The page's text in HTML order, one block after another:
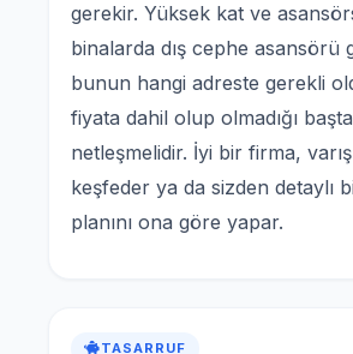
gerekir. Yüksek kat ve
binalarda dış cephe asansörü
bunun hangi adreste gerekli
fiyata dahil olup olmadığı
netleşmelidir. İyi bir firma,
keşfeder ya da sizden detaylı
planını ona göre yapar.
TASARRUF